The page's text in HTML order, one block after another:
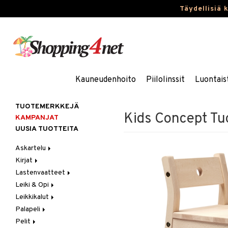
Täydellisiä
Kauneudenhoito Piilolinssit
Kids Concept
TUOTEMERKKEJÄ
KAMPANJAT
UUSIA TUOTTEITA
Askartelu
Askartelumateriaalit
Askartelusetti
Helmet
Koulutarvikkeet
Muovailuvaha
Piirrä ja maalaa
Kirjat
Askartelukirjat
Maalauskirjat
Päiväkirjat
Lastenvaatteet
Alaosat
Leggingsit
Alusvaatteet & Sukat
Kengät
Mekot
Leiki & Opi
Opetuslelut
Oppimispelit
Soittimet
Leikkikalut
Ajoneuvot
Autoradat
Eläimet
Palapeli
1000 palaa
Pelit